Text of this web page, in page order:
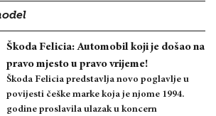
Škoda Felicia: Automobil koji je došao na
pravo mjesto u pravo vrijeme!
Škoda Felicia predstavlja novo poglavlje u
povijesti češke marke koja je njome 1994.
godine proslavila ulazak u koncern